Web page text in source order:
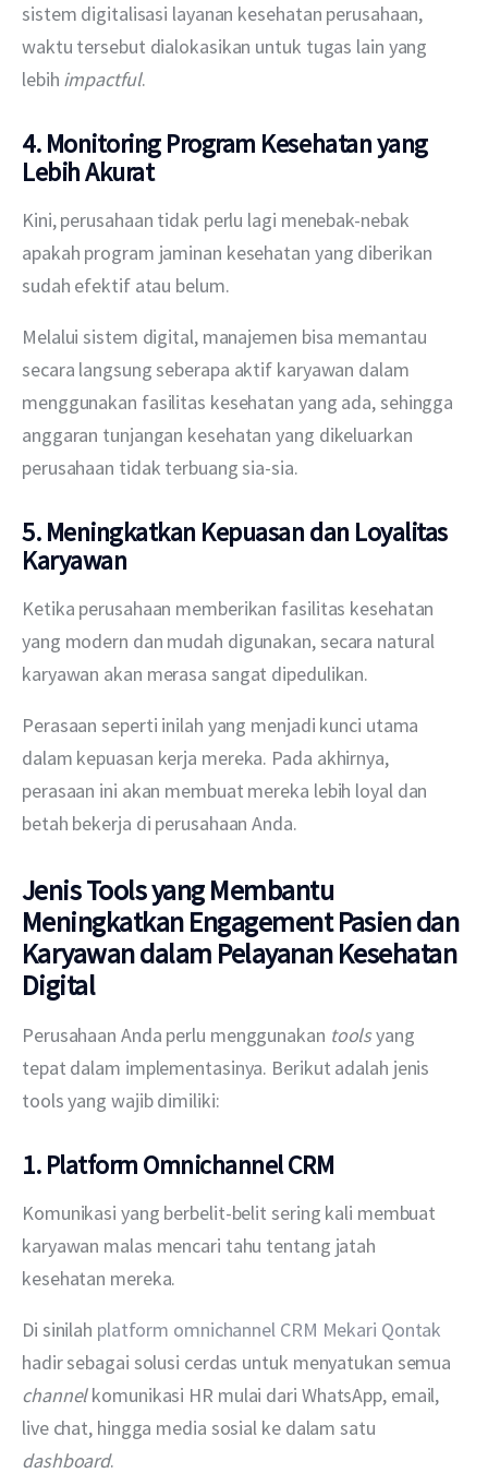
sistem digitalisasi layanan kesehatan perusahaan,
waktu tersebut dialokasikan untuk tugas lain yang
lebih impactful.
4. Monitoring Program Kesehatan yang
Lebih Akurat
Kini, perusahaan tidak perlu lagi menebak-nebak
apakah program jaminan kesehatan yang diberikan
sudah efektif atau belum.
Melalui sistem digital, manajemen bisa memantau
secara langsung seberapa aktif karyawan dalam
menggunakan fasilitas kesehatan yang ada, sehingga
anggaran tunjangan kesehatan yang dikeluarkan
perusahaan tidak terbuang sia-sia.
5. Meningkatkan Kepuasan dan Loyalitas
Karyawan
Ketika perusahaan memberikan fasilitas kesehatan
yang modern dan mudah digunakan, secara natural
karyawan akan merasa sangat dipedulikan.
Perasaan seperti inilah yang menjadi kunci utama
dalam kepuasan kerja mereka. Pada akhirnya,
perasaan ini akan membuat mereka lebih loyal dan
betah bekerja di perusahaan Anda.
Jenis Tools yang Membantu
Meningkatkan Engagement Pasien dan
Karyawan dalam Pelayanan Kesehatan
Digital
Perusahaan Anda perlu menggunakan tools yang
tepat dalam implementasinya. Berikut adalah jenis
tools yang wajib dimiliki:
1. Platform Omnichannel CRM
Komunikasi yang berbelit-belit sering kali membuat
karyawan malas mencari tahu tentang jatah
kesehatan mereka.
Di sinilah platform omnichannel CRM Mekari Qontak
hadir sebagai solusi cerdas untuk menyatukan semua
channel komunikasi HR mulai dari WhatsApp, email,
live chat, hingga media sosial ke dalam satu
dashboard.